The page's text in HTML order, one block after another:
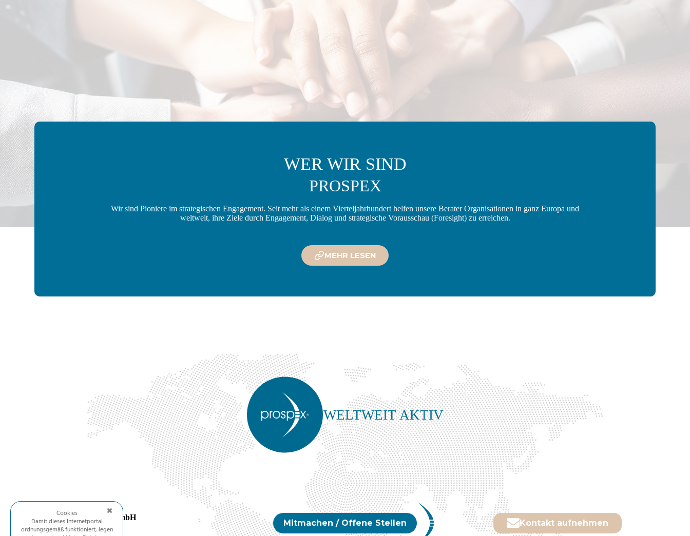
WER WIR SIND
PROSPEX
Wir sind Pioniere im strategischen Engagement. Seit mehr als einem Vierteljahrhundert helfen unsere Berater Organisationen in ganz Europa und
weltweit, ihre Ziele durch Engagement, Dialog und strategische Vorausschau (Foresight) zu erreichen.
MEHR LESEN
WELTWEIT AKTIV
Prospex International GmbH
Hauptsitz
Mitmachen / Offene Stellen Kontakt aufnehmen
Cookies
Damit dieses Internetportal
ordnungsgemäß funktioniert, legen